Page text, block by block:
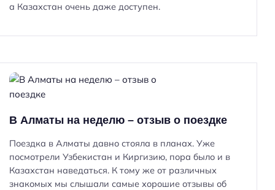
а Казахстан очень даже доступен.
В Алматы на неделю – отзыв о поездке
Поездка в Алматы давно стояла в планах. Уже
посмотрели Узбекистан и Киргизию, пора было и в
Казахстан наведаться. К тому же от различных
знакомых мы слышали самые хорошие отзывы об